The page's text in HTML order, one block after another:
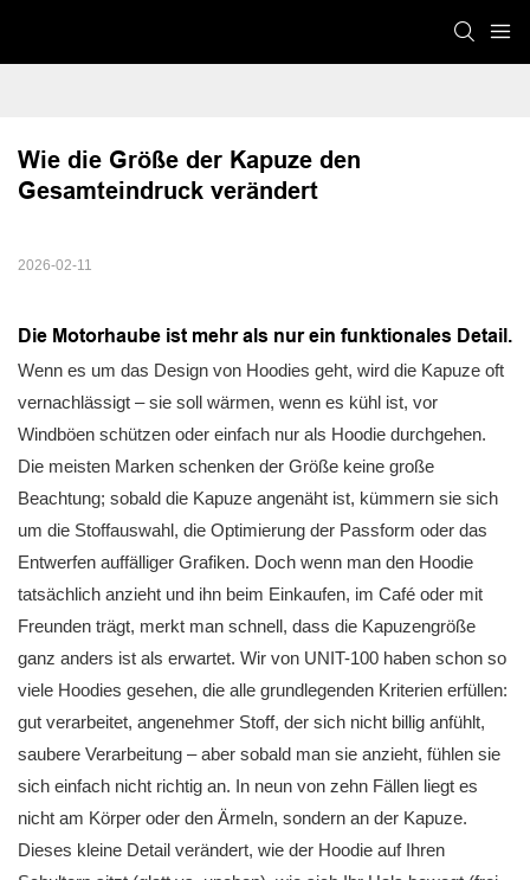
Wie die Größe der Kapuze den
Gesamteindruck verändert
2026-02-11
Die Motorhaube ist mehr als nur ein funktionales Detail.
Wenn es um das Design von Hoodies geht, wird die Kapuze oft
vernachlässigt – sie soll wärmen, wenn es kühl ist, vor
Windböen schützen oder einfach nur als Hoodie durchgehen.
Die meisten Marken schenken der Größe keine große
Beachtung; sobald die Kapuze angenäht ist, kümmern sie sich
um die Stoffauswahl, die Optimierung der Passform oder das
Entwerfen auffälliger Grafiken. Doch wenn man den Hoodie
tatsächlich anzieht und ihn beim Einkaufen, im Café oder mit
Freunden trägt, merkt man schnell, dass die Kapuzengröße
ganz anders ist als erwartet. Wir von UNIT-100 haben schon so
viele Hoodies gesehen, die alle grundlegenden Kriterien erfüllen:
gut verarbeitet, angenehmer Stoff, der sich nicht billig anfühlt,
saubere Verarbeitung – aber sobald man sie anzieht, fühlen sie
sich einfach nicht richtig an. In neun von zehn Fällen liegt es
nicht am Körper oder den Ärmeln, sondern an der Kapuze.
Dieses kleine Detail verändert, wie der Hoodie auf Ihren